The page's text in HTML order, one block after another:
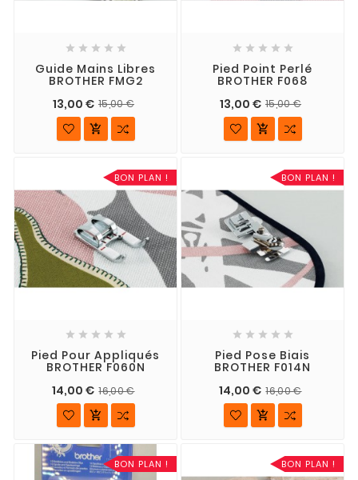
    
Guide Mains Libres
BROTHER FMG2
13,00 € 15,00 €

    
Pied Point Perlé
BROTHER F068
13,00 € 15,00 €

BON PLAN !
    
Pied Pour Appliqués
BROTHER F060N
14,00 € 16,00 €

BON PLAN !
    
Pied Pose Biais
BROTHER F014N
14,00 € 16,00 €

BON PLAN ! BON PLAN !